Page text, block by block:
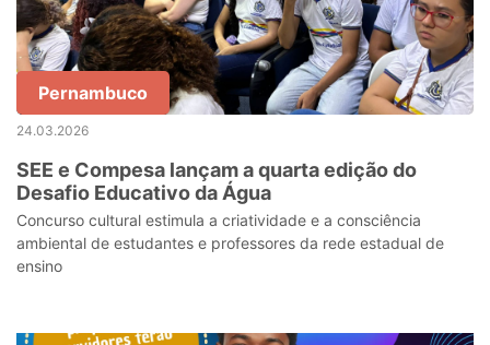
Pernambuco
24.03.2026
SEE e Compesa lançam a quarta edição do
Desafio Educativo da Água
Concurso cultural estimula a criatividade e a consciência
ambiental de estudantes e professores da rede estadual de
ensino